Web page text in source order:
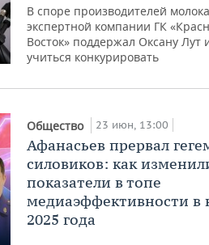
В споре производителей
экспертной компании ГК
Восток» поддержал Оксану Лут
учиться конкурировать
Общество 23 июн, 13:00
Афанасьев прервал
силовиков: как
показатели в топе
медиаэффективности в
2025 года